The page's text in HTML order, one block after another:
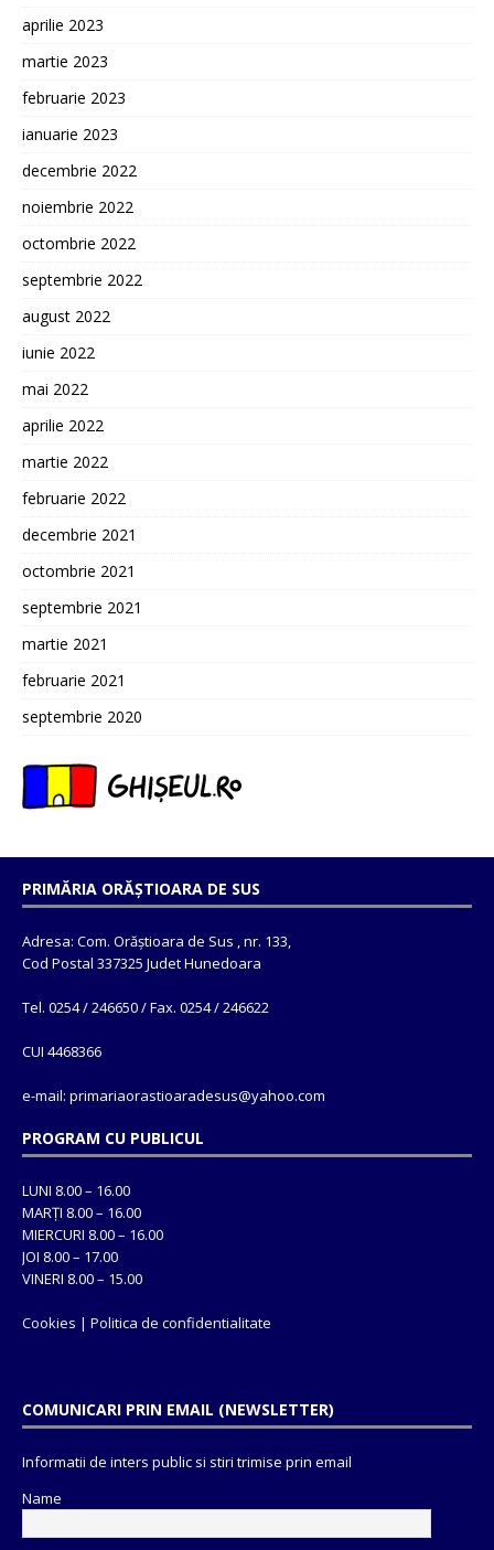
aprilie 2023
martie 2023
februarie 2023
ianuarie 2023
decembrie 2022
noiembrie 2022
octombrie 2022
septembrie 2022
august 2022
iunie 2022
mai 2022
aprilie 2022
martie 2022
februarie 2022
decembrie 2021
octombrie 2021
septembrie 2021
martie 2021
februarie 2021
septembrie 2020
PRIMĂRIA ORĂȘTIOARA DE SUS
Adresa: Com. Orăștioara de Sus , nr. 133,
Cod Postal 337325 Judet Hunedoara
Tel. 0254 / 246650 / Fax. 0254 / 246622
CUI 4468366
e-mail: primariaorastioaradesus@yahoo.com
PROGRAM CU PUBLICUL
LUNI 8.00 – 16.00
MARȚI 8.00 – 16.00
MIERCURI 8.00 – 16.00
JOI 8.00 – 17.00
VINERI 8.00 – 15.00
Cookies | Politica de confidentialitate
COMUNICARI PRIN EMAIL (NEWSLETTER)
Informatii de inters public si stiri trimise prin email
Name